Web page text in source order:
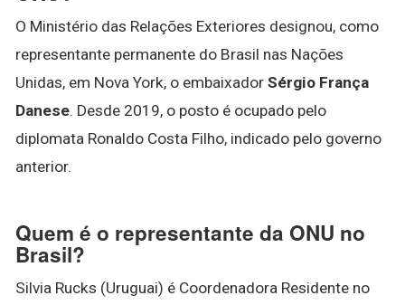
O Ministério das Relações Exteriores designou, como
representante permanente do Brasil nas Nações
Unidas, em Nova York, o embaixador Sérgio França
Danese. Desde 2019, o posto é ocupado pelo
diplomata Ronaldo Costa Filho, indicado pelo governo
anterior.
Quem é o representante da ONU no
Brasil?
Silvia Rucks (Uruguai) é Coordenadora Residente no